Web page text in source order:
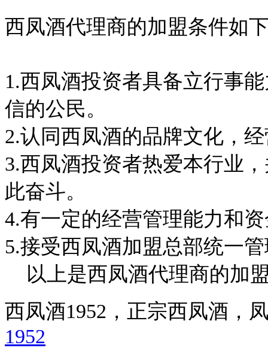
西凤酒代理商的加盟条件如
1.西凤酒投资者具备立行事
信的公民。
2.认同西凤酒的品牌文化，
3.西凤酒投资者热爱本行业
此奋斗。
4.有一定的经营管理能力和
5.接受西凤酒加盟总部统一
以上是西凤酒代理商的加
西凤酒1952，正宗西凤酒
1952